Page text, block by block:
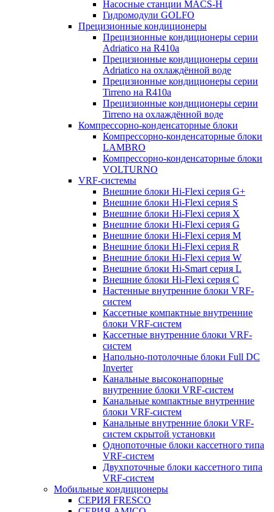
Насосные станции MACS-H
Гидромодули GOLFO
Прецизионные кондиционеры
Прецизионные кондиционеры серии
Adriatico на R410a
Прецизионные кондиционеры серии
Adriatico на охлаждённой воде
Прецизионные кондиционеры серии
Tirreno на R410a
Прецизионные кондиционеры серии
Tirreno на охлаждённой воде
Компрессорно-конденсаторные блоки
Компрессорно-конденсаторные блоки
LAMBRO
Компрессорно-конденсаторные блоки
VOLTURNO
VRF-системы
Внешние блоки Hi-Flexi серия G+
Внешние блоки Hi-Flexi серия S
Внешние блоки Hi-Flexi серия X
Внешние блоки Hi-Flexi серия G
Внешние блоки Hi-Flexi серия M
Внешние блоки Hi-Flexi серия R
Внешние блоки Hi-Flexi серия W
Внешние блоки Hi-Smart серия L
Внешние блоки Hi-Flexi серия C
Настенные внутренние блоки VRF-
систем
Кассетные компактные внутренние
блоки VRF-систем
Кассетные внутренние блоки VRF-
систем
Напольно-потолочные блоки Full DC
Inverter
Канальные высоконапорные
внутренние блоки VRF-систем
Канальные компактные внутренние
блоки VRF-систем
Канальные внутренние блоки VRF-
систем скрытой установки
Однопоточные блоки кассетного типа
VRF-систем
Двухпоточные блоки кассетного типа
VRF-систем
Мобильные кондиционеры
СЕРИЯ FRESCO